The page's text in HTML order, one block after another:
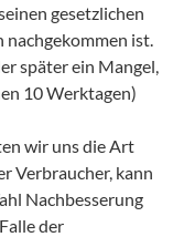
gesetzlichen
ist.
später ein Mangel,
10 Werktagen)
wir uns die Art
Verbraucher, kann
Nachbesserung
der